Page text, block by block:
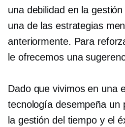
una debilidad en la
una de las estrategias
anteriormente. Para
le ofrecemos una
Dado que vivimos en una
tecnología desempeña un
la gestión del tiempo y el